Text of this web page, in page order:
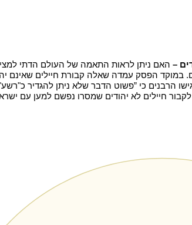
–
חיילים לא יהודים שמסרו נפשם למען עם